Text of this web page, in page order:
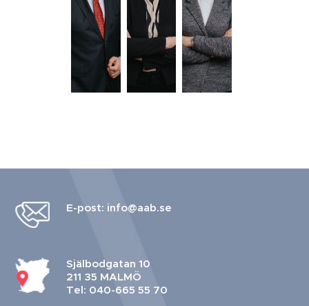
E-post: info@aab.se
Själbodgatan 10
211 35 MALMÖ
Tel: 040-665 55 70